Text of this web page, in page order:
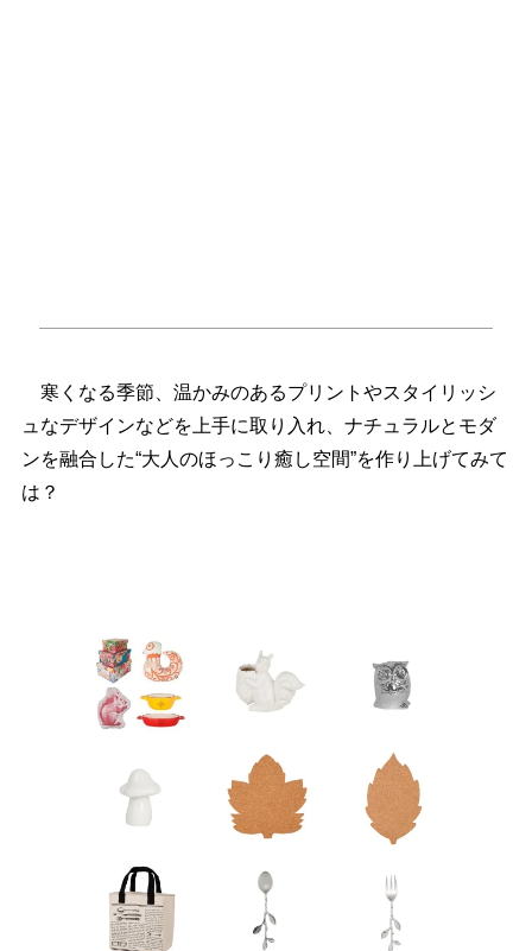
寒くなる季節、温かみのあるプリントやスタイリッシ
ュなデザインなどを上手に取り入れ、ナチュラルとモダ
ンを融合した“大人のほっこり癒し空間”を作り上げてみて
は？